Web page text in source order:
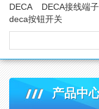
DECA
DECA接线端子
deca按钮开关
产品中